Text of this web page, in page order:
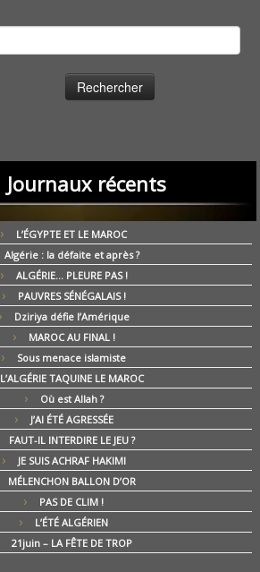
Journaux récents
L’ÉGYPTE ET LE MAROC
Algérie : la défaite et après ?
ALGÉRIE… PLEURE PAS !
PAUVRES SÉNÉGALAIS !
Dziriya défie l’Amérique
MAROC AU FINAL !
Sous menace islamiste
L’ALGÉRIE TAQUINE LE MAROC
Où est Allah ?
J’AI ÉTÉ AGRESSÉE
FAUT-IL INTERDIRE LE JEU ?
JE SUIS ACHRAF HAKIMI
MÉLENCHON BALLON D’OR
PAS DE CLIM !
L’ÉTÉ ALGÉRIEN
21juin – LA FÊTE DE TROP